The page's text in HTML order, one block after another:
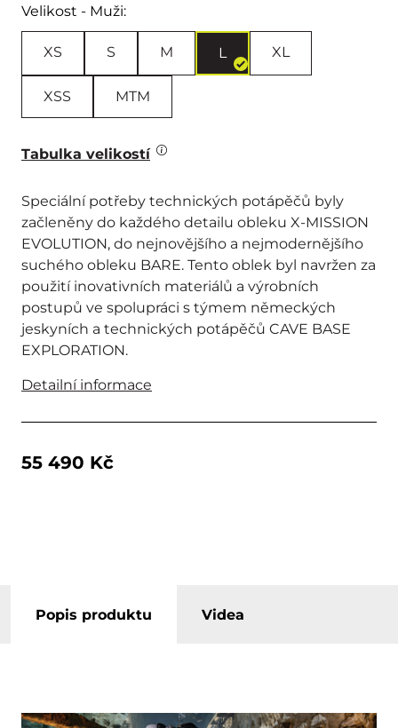
Velikost - Muži:
XS S M L XL
XSS MTM
Tabulka velikostí
Speciální potřeby technických potápěčů byly
začleněny do každého detailu obleku X-MISSION
EVOLUTION, do nejnovějšího a nejmodernějšího
suchého obleku BARE. Tento oblek byl navržen za
použití inovativních materiálů a výrobních
postupů ve spolupráci s týmem německých
jeskyních a technických potápěčů CAVE BASE
EXPLORATION.
Detailní informace
55 490 Kč
Popis produktu Videa